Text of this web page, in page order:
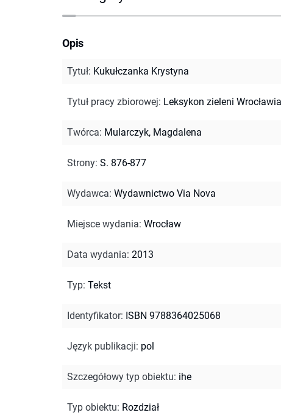
Opis
Tytuł: Kukułczanka Krystyna
Tytuł pracy zbiorowej: Leksykon zieleni Wrocławia
Twórca: Mularczyk, Magdalena
Strony: S. 876-877
Wydawca: Wydawnictwo Via Nova
Miejsce wydania: Wrocław
Data wydania: 2013
Typ: Tekst
Identyfikator: ISBN 9788364025068
Język publikacji: pol
Szczegółowy typ obiektu: ihe
Typ obiektu: Rozdział